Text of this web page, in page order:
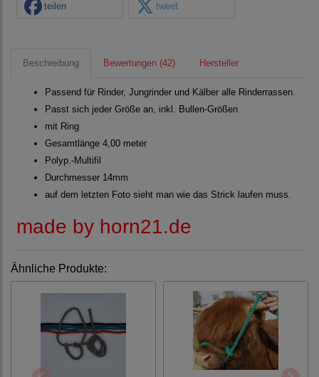
teilen tweet
Beschreibung Bewertungen (42) Hersteller
Passend für Rinder, Jungrinder und Kälber alle Rinderrassen.
Passt sich jeder Größe an, inkl. Bullen-Größen
mit Ring
Gesamtlänge 4,00 meter
Polyp.-Multifil
Durchmesser 14mm
auf dem letzten Foto sieht man wie das Strick laufen muss.
made by horn21.de
Ähnliche Produkte: